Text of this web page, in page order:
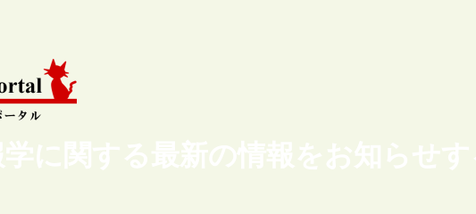
学に関する最新の情報をお知らせ